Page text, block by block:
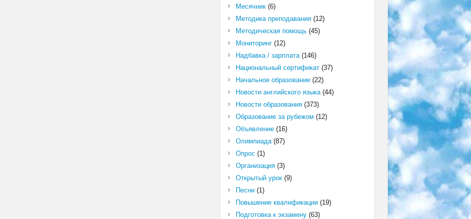
Месячник(6)
Методика преподавания(12)
Методическая помощь(45)
Мониторинг(12)
Надбавка / зарплата(146)
Национальный сертификат(37)
Начальное образование(22)
Новости английского языка(44)
Новости образования(373)
Образование за рубежом (12)
Объявление(16)
Олимпиада(87)
Опрос (1)
Организация(3)
Открытый урок(9)
Песни(1)
Повышение квалификации(19)
Подготовка к экзамену(63)